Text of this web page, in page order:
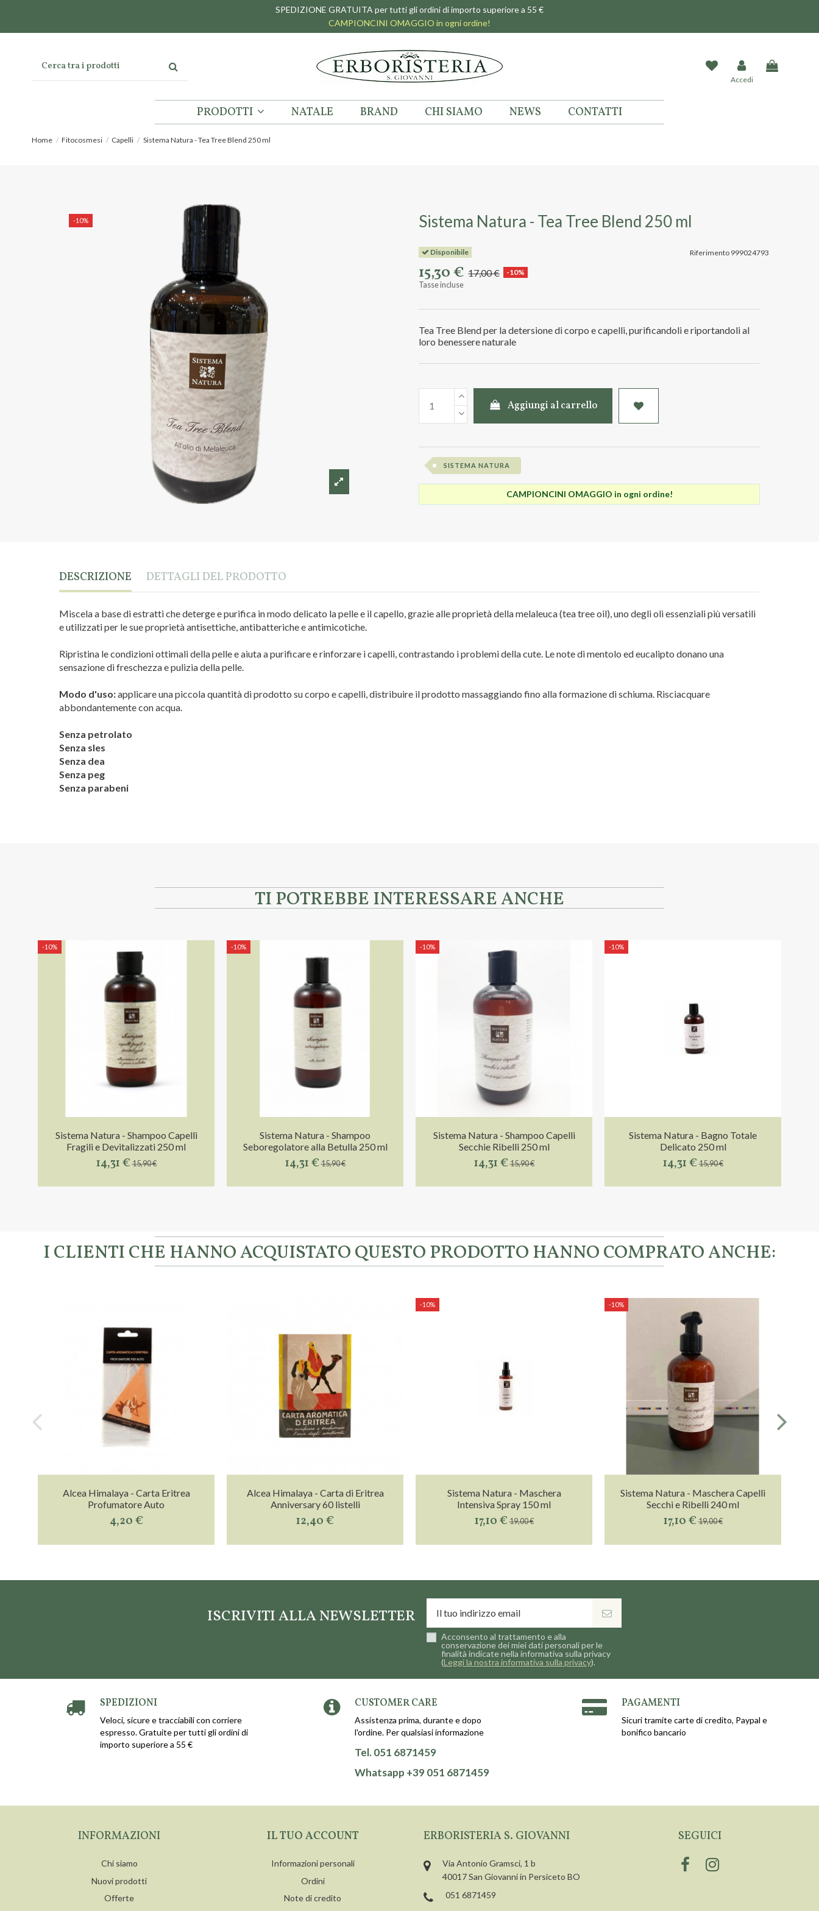
SPEDIZIONE GRATUITA per tutti gli ordini di importo superiore a 55 €
CAMPIONCINI OMAGGIO in ogni ordine!
Accedi
PRODOTTI NATALE BRAND CHI SIAMO NEWS CONTATTI
Home Fitocosmesi Capelli Sistema Natura - Tea Tree Blend 250 ml
-10% Sistema Natura - Tea Tree Blend 250 ml
Riferimento 999024793
Disponibile
15,30 € 17,00 € -10%
Tasse incluse
Tea Tree Blend per la detersione di corpo e capelli, purificandoli e riportandoli al
loro benessere naturale
Aggiungi al carrello
SISTEMA NATURA
CAMPIONCINI OMAGGIO in ogni ordine!
DESCRIZIONE DETTAGLI DEL PRODOTTO
Miscela a base di estratti che deterge e purifica in modo delicato la pelle e il capello, grazie alle proprietà della melaleuca (tea tree oil), uno degli oli essenziali più versatili
e utilizzati per le sue proprietà antisettiche, antibatteriche e antimicotiche.
Ripristina le condizioni ottimali della pelle e aiuta a purificare e rinforzare i capelli, contrastando i problemi della cute. Le note di mentolo ed eucalipto donano una
sensazione di freschezza e pulizia della pelle.
Modo d'uso:applicare una piccola quantità di prodotto su corpo e capelli, distribuire il prodotto massaggiando fino alla formazione di schiuma. Risciacquare
abbondantemente con acqua.
Senza petrolato
Senza sles
Senza dea
Senza peg
Senza parabeni
TI POTREBBE INTERESSARE ANCHE
-10%
Sistema Natura - Shampoo Capelli
Fragili e Devitalizzati 250 ml
14,31 €15,90 €
-10%
Sistema Natura - Shampoo
Seboregolatore alla Betulla 250 ml
14,31 €15,90 €
-10%
Sistema Natura - Shampoo Capelli
Secchie Ribelli 250 ml
14,31 €15,90 €
-10%
Sistema Natura - Bagno Totale
Delicato 250 ml
14,31 €15,90 €
I CLIENTI CHE HANNO ACQUISTATO QUESTO PRODOTTO HANNO COMPRATO ANCHE:
Alcea Himalaya - Carta Eritrea
Profumatore Auto
4,20 €
Alcea Himalaya - Carta di Eritrea
Anniversary 60 listelli
12,40 €
-10%
Sistema Natura - Maschera
Intensiva Spray 150 ml
17,10 €19,00 €
-10%
Sistema Natura - Maschera Capelli
Secchi e Ribelli 240 ml
17,10 €19,00 €
ISCRIVITI ALLA NEWSLETTER
Acconsento al trattamento e alla
conservazione dei miei dati personali per le
finalità indicate nella informativa sulla privacy
(Leggi la nostra informativa sulla privacy).
SPEDIZIONI
Veloci, sicure e tracciabili con corriere
espresso. Gratuite per tutti gli ordini di
importo superiore a 55 €
CUSTOMER CARE
Assistenza prima, durante e dopo
l'ordine. Per qualsiasi informazione
Tel. 051 6871459
Whatsapp +39 051 6871459
PAGAMENTI
Sicuri tramite carte di credito, Paypal e
bonifico bancario
INFORMAZIONI
Chi siamo
Nuovi prodotti
Offerte
IL TUO ACCOUNT
Informazioni personali
Ordini
Note di credito
ERBORISTERIA S. GIOVANNI
Via Antonio Gramsci, 1 b
40017 San Giovanni in Persiceto BO
051 6871459
SEGUICI